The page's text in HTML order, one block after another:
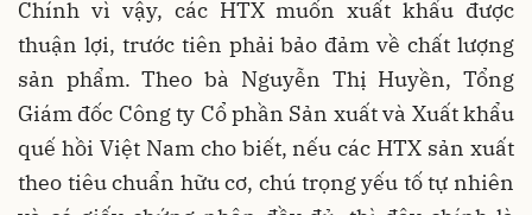
Chính vì vậy, các HTX muốn xuất khẩu được
thuận lợi, trước tiên phải bảo đảm về chất lượng
sản phẩm. Theo bà Nguyễn Thị Huyền, Tổng
Giám đốc Công ty Cổ phần Sản xuất và Xuất khẩu
quế hồi Việt Nam cho biết, nếu các HTX sản xuất
theo tiêu chuẩn hữu cơ, chú trọng yếu tố tự nhiên